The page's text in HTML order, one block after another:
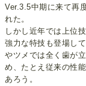
Ver.3.5中期に来て再
れた。
しかし近年では上位
強力な特技も登場し
やツメでは全く歯が
め、たとえ従来の性
あろう。